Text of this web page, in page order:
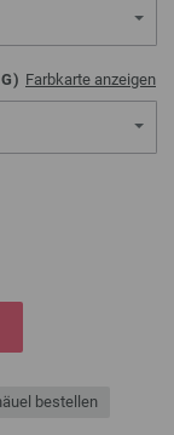
G) Farbkarte anzeigen
bestellen